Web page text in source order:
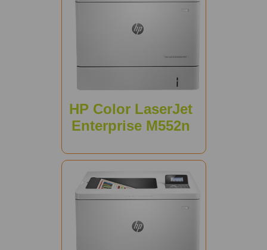
HP Color LaserJet
Enterprise M552n